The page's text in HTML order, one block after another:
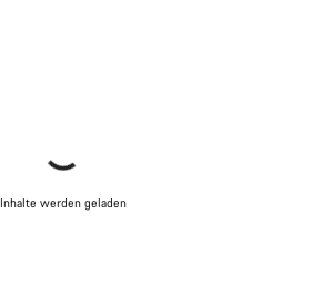
Inhalte werden geladen